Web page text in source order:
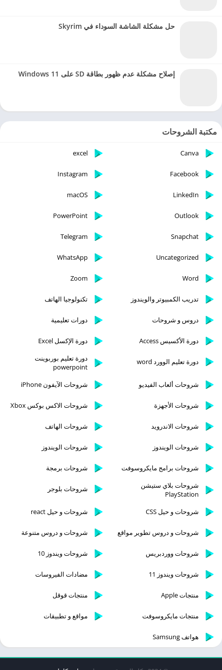
حل مشكلة الشاشة السوداء في Skyrim
إصلاح مشكلة عدم ظهور بطاقة SD على Windows 11
مكتبة الشروحات
Canva
excel
Facebook
Instagram
LinkedIn
macOS
Outlook
PowerPoint
Snapchat
Telegram
Uncategorized
WhatsApp
Word
Zoom
تدريب الكمبيوتر والويندوز تكنولوجيا الهاتف
دروس و شروحات دورات تعليمية
دورة الأكسيس Access دورة الإكسل Excel
دورة تعليم الوورد word
دورة تعليم بوربوينت
powerpoint
شروحات ألعاب الفيديو
شروحات الآيفون iPhone
شروحات الأجهزة شروحات الاكس بوكس Xbox
شروحات الاندرويد شروحات الهاتف
شروحات الويندوز شروحات الويندوز
شروحات برامج مايكروسوفت
شروحات برمجة
شروحات بلاي ستيشن
PlayStation
شروحات بلوجر
شروحات و حيل CSS شروحات و حيل react
شروحات و دروس تطوير مواقع شروحات و دروس متنوعة
شروحات ووردبريس شروحات ويندوز 10
شروحات ويندوز 11 مضادات الفيروسات
منتجات Apple منتجات قوقل
منتجات مايكروسوفت مواقع و تطبيقات
هواتف Samsung